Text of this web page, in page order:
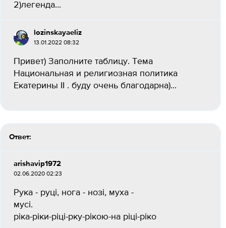
2)легенда...
lozinskayaeliz
13.01.2022 08:32
Привет) Заполните таблицу. Тема
Национальная и религиозная политика
Екатерины II . буду очень благодарна)...
Ответ:
arishavip1972
02.06.2020 02:23
Рука - руці, нога - нозі, муха -
мусі.
ріка-ріки-ріці-рку-рікою-на ріці-ріко